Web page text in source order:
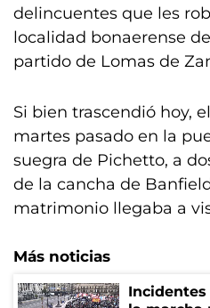
delincuentes que les
localidad bonaerense
partido de Lomas de
Si bien trascendió hoy,
martes pasado en la
suegra de Pichetto, a
de la cancha de
matrimonio llegaba a
Más noticias